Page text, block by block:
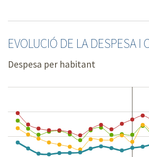
EVOLUCIÓ DE LA DESPESA I
Despesa per habitant